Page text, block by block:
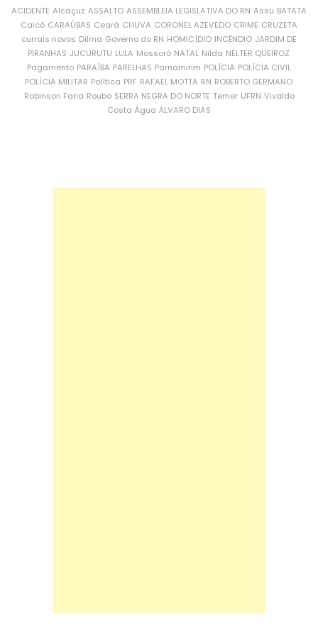
ACIDENTE Alcaçuz ASSALTO ASSEMBLEIA LEGISLATIVA DO RN Assu BATATA
Caicó CARAÚBAS Ceará CHUVA CORONEL AZEVEDO CRIME CRUZETA
currais novos Dilma Governo do RN HOMICÍDIO INCÊNDIO JARDIM DE
PIRANHAS JUCURUTU LULA Mossoró NATAL Nilda NÉLTER QUEIROZ
Pagamento PARAÍBA PARELHAS Parnamirim POLÍCIA POLÍCIA CIVIL
POLÍCIA MILITAR Política PRF RAFAEL MOTTA RN ROBERTO GERMANO
Robinson Faria Roubo SERRA NEGRA DO NORTE Temer UFRN Vivaldo
Costa Água ÁLVARO DIAS